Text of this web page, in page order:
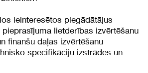
ieinteresētos piegādātājus
lietderības izvērtēšanu
finanšu daļas izvērtēšanu
specifikāciju izstrādes un